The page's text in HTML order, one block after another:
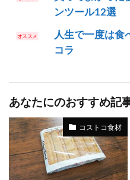
ンツール12選
人生で一度は食
コラ
あなたにのおすすめ記
コストコ食材